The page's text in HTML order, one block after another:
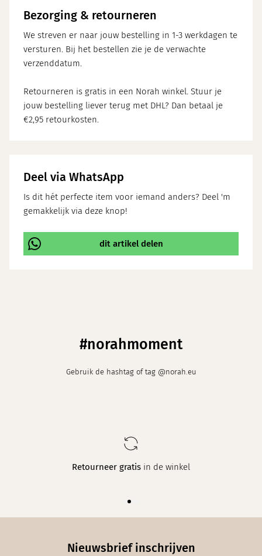
Bezorging & retourneren
We streven er naar jouw bestelling in 1-3 werkdagen te
versturen. Bij het bestellen zie je de verwachte
verzenddatum.
Retourneren is gratis in een Norah winkel. Stuur je
jouw bestelling liever terug met DHL? Dan betaal je
€2,95 retourkosten.
Deel via WhatsApp
Is dit hét perfecte item voor iemand anders? Deel 'm
gemakkelijk via deze knop!
dit artikel delen
#norahmoment
Gebruik de hashtag of tag @norah.eu
Elke weekeen nieuwe collectie in maat 34 t/m 48
Nieuwsbrief inschrijven